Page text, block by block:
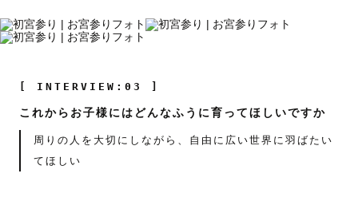
[ INTERVIEW:03 ]
これからお子様にはどんなふうに育ってほしいですか
周りの人を大切にしながら、自由に広い世界に羽ばたい
てほしい